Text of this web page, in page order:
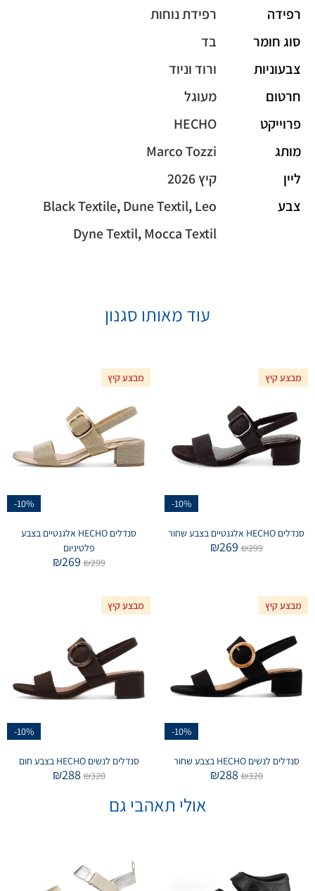
רפידה
רפידת נוחות
סוג חומר
בד
צבעוניות
ורוד וניוד
חרטום
מעוגל
פרוייקט
HECHO
מותג
Marco Tozzi
ליין
קיץ 2026
צבע
Black Textile,Dune Textil,Leo
Dyne Textil,Mocca Textil
עוד מאותו סגנון
מבצע קיץ
-10%
סנדלים HECHO אלגנטיים בצבע שחור
₪299
₪269
מבצע קיץ
-10%
סנדלים HECHO אלגנטיים בצבע
פלטיניום
₪299
₪269
מבצע קיץ
-10%
סנדלים לנשים HECHO בצבע שחור
₪320
₪288
מבצע קיץ
-10%
סנדלים לנשים HECHO בצבע חום
₪320
₪288
אולי תאהבי גם